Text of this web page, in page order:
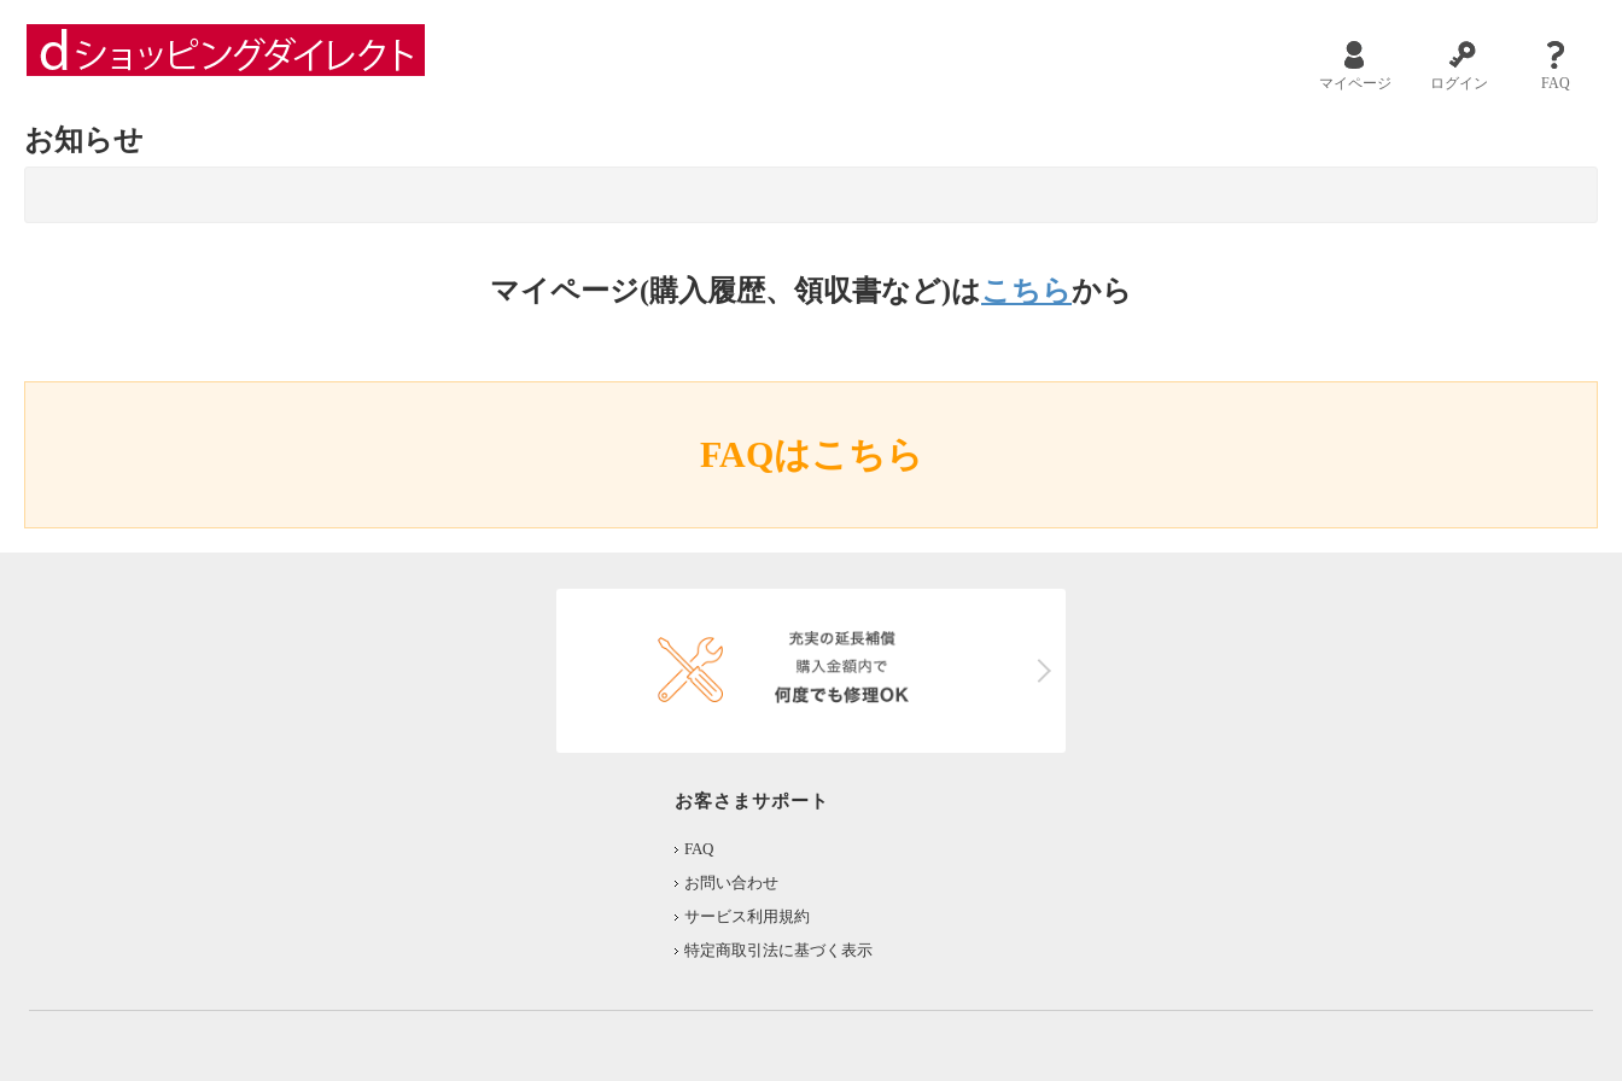
マイページ ログイン FAQ
お知らせ
マイページ(購入履歴、領収書など)はこちらから
FAQはこちら
お客さまサポート
FAQ
お問い合わせ
サービス利用規約
特定商取引法に基づく表示